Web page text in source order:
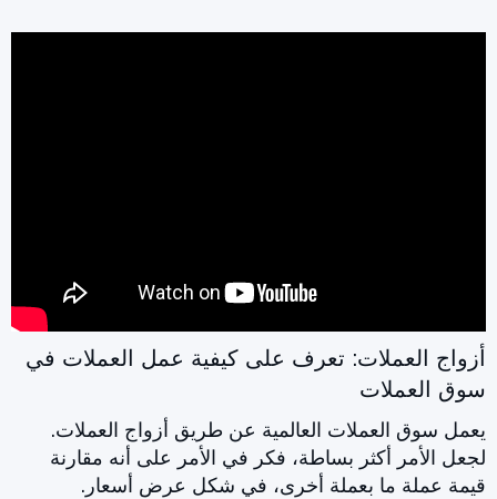
أزواج العملات: تعرف على كيفية عمل العملات في
سوق العملات
يعمل سوق العملات العالمية عن طريق أزواج العملات.
لجعل الأمر أكثر بساطة، فكر في الأمر على أنه مقارنة
قيمة عملة ما بعملة أخرى، في شكل عرض أسعار.